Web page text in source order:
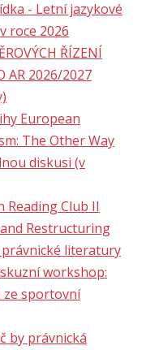
- Letní jazykové
roce 2026
ŘÍZENÍ
AR 2026/2027
European
The Other Way
diskusi (v
Reading Club II
Restructuring
literatury
workshop:
ze sportovní
by právnická